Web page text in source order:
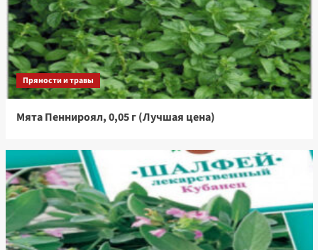
Пряности и травы
Мята Пеннироял, 0,05 г (Лучшая цена)